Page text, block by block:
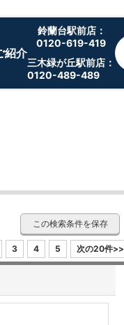
紹介
鈴蘭台駅前店：
0120-619-419
三木緑が丘駅前店：
0120-489-489
この検索条件を保存
3 4 5 次の20件>>